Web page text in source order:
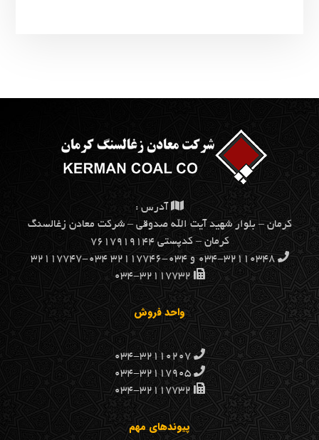
آدرس :
كرمان – بلوار شهيد آيت الله صدوقي – شركت معادن زغالسنگ
كرمان – کدپستی ۷۶۱۷۹۱۹۱۴۴
۰۳۴-۳۲۱۱۰۳۴۸ و ۰۳۴-۳۲۱۱۷۷۴۶ ۰۳۴-۳۲۱۱۷۷۴۷
۰۳۴-۳۲۱۱۷۷۳۲
واحد فروش
۰۳۴-۳۲۱۱۰۲۰۷
۰۳۴-۳۲۱۱۷۹۰۵
۰۳۴-۳۲۱۱۷۷۳۲
پیوندهای مهم